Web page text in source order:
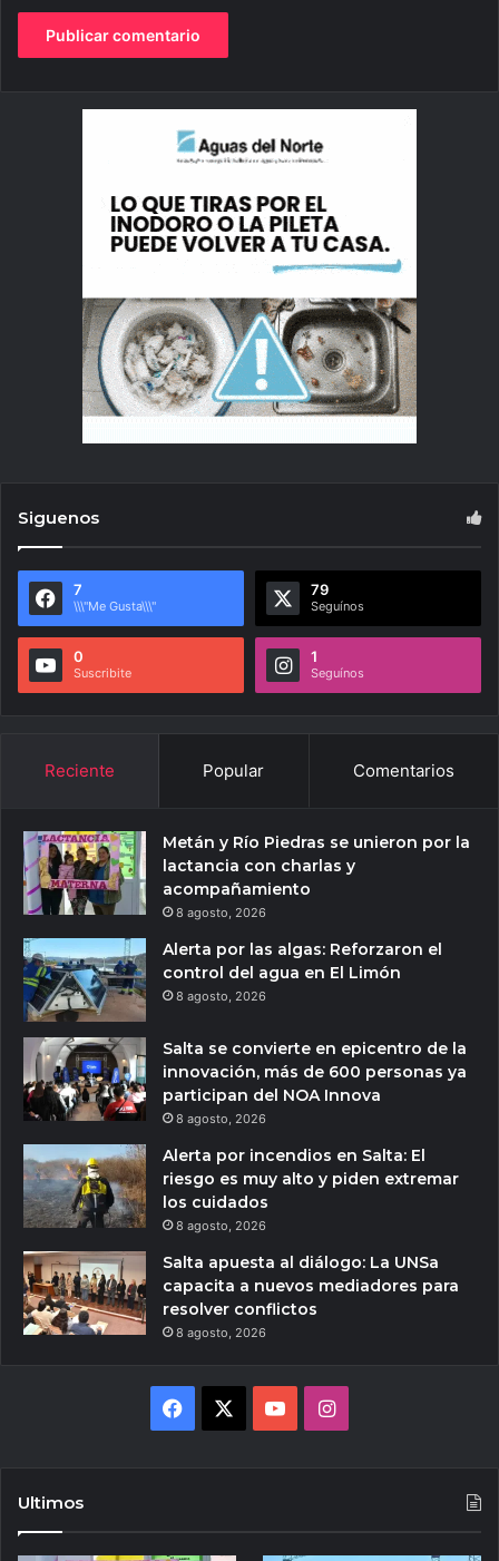
Siguenos
7
\\\"Me Gusta\\\"
79
Seguínos
0
Suscribite
1
Seguínos
Reciente Popular Comentarios
Metán y Río Piedras se unieron por la
lactancia con charlas y
acompañamiento
8 agosto, 2026
Alerta por las algas: Reforzaron el
control del agua en El Limón
8 agosto, 2026
Salta se convierte en epicentro de la
innovación, más de 600 personas ya
participan del NOA Innova
8 agosto, 2026
Alerta por incendios en Salta: El
riesgo es muy alto y piden extremar
los cuidados
8 agosto, 2026
Salta apuesta al diálogo: La UNSa
capacita a nuevos mediadores para
resolver conflictos
8 agosto, 2026
Facebook YouTubeInstagram
Ultimos